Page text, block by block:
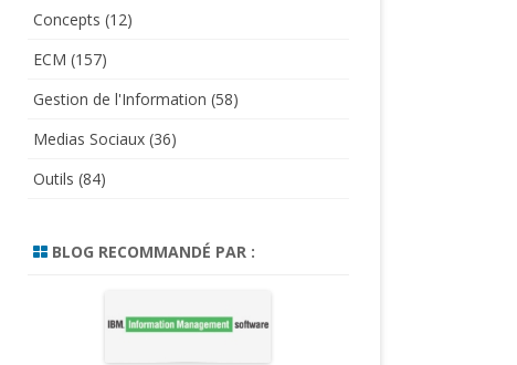
Concepts (12)
ECM (157)
Gestion de l'Information (58)
Medias Sociaux(36)
Outils (84)
BLOG RECOMMANDÉ PAR :